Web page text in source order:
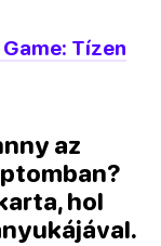
Tízen
az
hol